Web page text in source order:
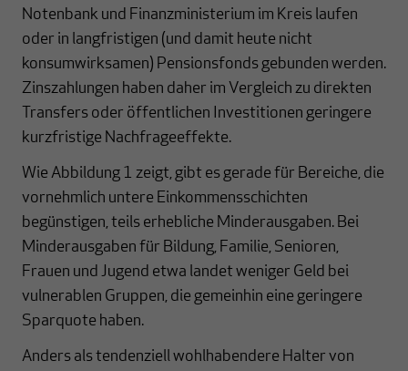
Notenbank und Finanzministerium im Kreis laufen
oder in langfristigen (und damit heute nicht
konsumwirksamen) Pensionsfonds gebunden werden.
Zinszahlungen haben daher im Vergleich zu direkten
Transfers oder öffentlichen Investitionen geringere
kurzfristige Nachfrageeffekte.
Wie Abbildung 1 zeigt, gibt es gerade für Bereiche, die
vornehmlich untere Einkommensschichten
begünstigen, teils erhebliche Minderausgaben. Bei
Minderausgaben für Bildung, Familie, Senioren,
Frauen und Jugend etwa landet weniger Geld bei
vulnerablen Gruppen, die gemeinhin eine geringere
Sparquote haben.
Anders als tendenziell wohlhabendere Halter von